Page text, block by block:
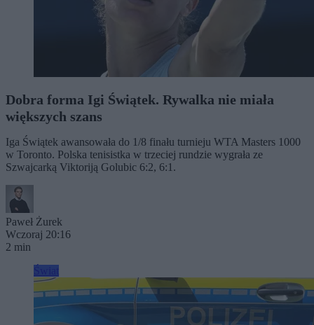
Dobra forma Igi Świątek. Rywalka nie miała
większych szans
Iga Świątek awansowała do 1/8 finału turnieju WTA Masters 1000
w Toronto. Polska tenisistka w trzeciej rundzie wygrała ze
Szwajcarką Viktoriją Golubic 6:2, 6:1.
Paweł Żurek
Wczoraj 20:16
2 min